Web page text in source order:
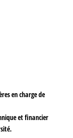
en charge de
et financier